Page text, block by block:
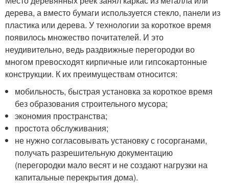
дерева, а вместо бумаги используется стекло, панели из
пластика или дерева. У технологии за короткое время
появилось множество почитателей. И это
неудивительно, ведь раздвижные перегородки во
многом превосходят кирпичные или гипсокартонные
конструкции. К их преимуществам относится:
мобильность, быстрая установка за короткое время
без образования строительного мусора;
экономия пространства;
простота обслуживания;
не нужно согласовывать установку с госорганами,
получать разрешительную документацию
(перегородки мало весят и не создают нагрузки на
капитальные перекрытия дома).